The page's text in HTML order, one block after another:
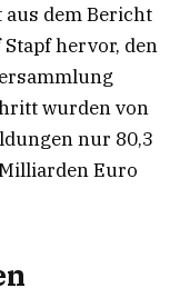
dem Bericht
hervor, den
wurden von
nur 80,3
Euro